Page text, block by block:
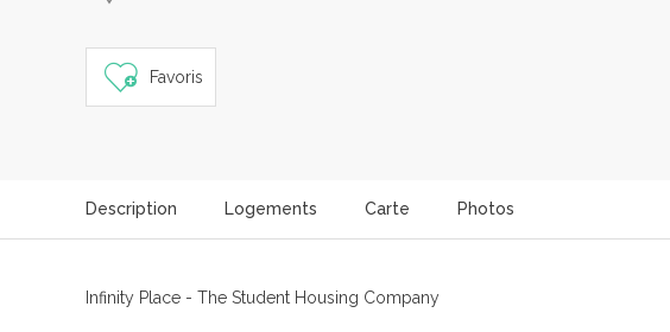
Favoris
Description Logements Carte Photos
Infinity Place - The Student Housing Company